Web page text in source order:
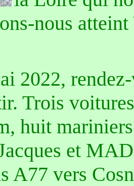
nous
2022,
Trois
huit
et
A77 vers